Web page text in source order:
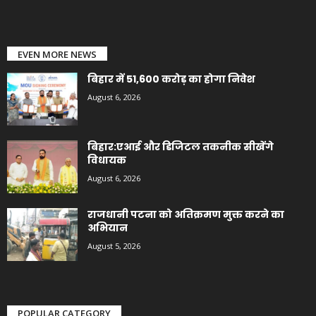
EVEN MORE NEWS
बिहार में 51,600 करोड़ का होगा निवेश
August 6, 2026
बिहार:एआई और डिजिटल तकनीक सीखेंगे
विधायक
August 6, 2026
राजधानी पटना को अतिक्रमण मुक्त करने का
अभियान
August 5, 2026
POPULAR CATEGORY